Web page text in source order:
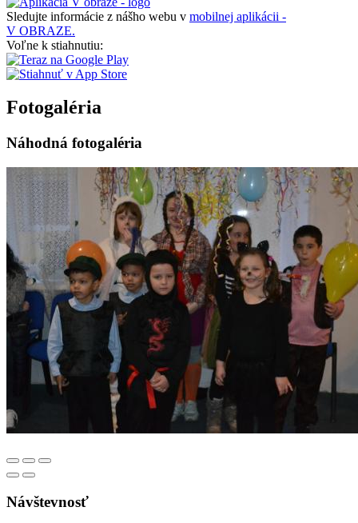
Sledujte informácie z nášho webu v mobilnej aplikácii -
V OBRAZE.
Voľne k stiahnutiu:
Fotogaléria
Náhodná fotogaléria
Návštevnosť